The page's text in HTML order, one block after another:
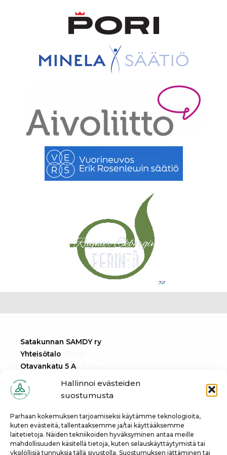
Hallinnoi evästeiden
suostumusta
Parhaan kokemuksen tarjoamiseksi käytämme teknologioita,
kuten evästeitä, tallentaaksemme ja/tai käyttääksemme
laitetietoja. Näiden tekniikoiden hyväksyminen antaa meille
mahdollisuuden käsitellä tietoja, kuten selauskäyttäytymistä tai
yksilöllisiä tunnuksia tällä sivustolla. Suostumuksen jättäminen tai
Satakunnan SAMDY ry
Yhteisötalo
Otavankatu 5 A
28100 Pori
Tietosuojaseloste
info@samdy.info